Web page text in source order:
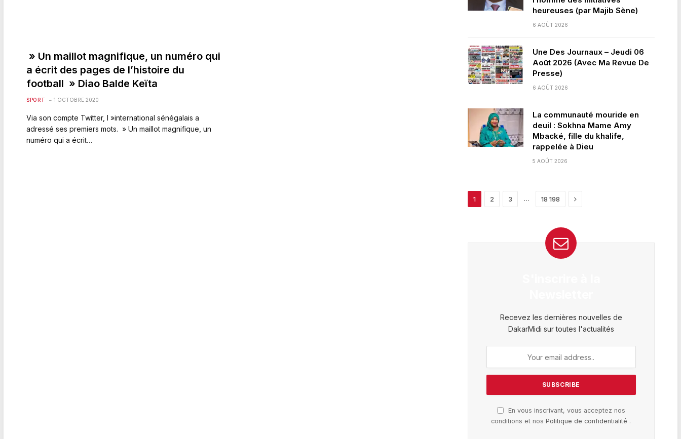
» Un maillot magnifique, un numéro qui
a écrit des pages de l’histoire du
football » Diao Balde Keïta
SPORT 1 OCTOBRE 2020
Via son compte Twitter, l »international sénégalais a
adressé ses premiers mots. » Un maillot magnifique, un
numéro qui a écrit…
heureuses (par Majib Sène)
6 AOÛT 2026
Une Des Journaux – Jeudi 06
Août 2026 (Avec Ma Revue De
Presse)
6 AOÛT 2026
La communauté mouride en
deuil : Sokhna Mame Amy
Mbacké, fille du khalife,
rappelée à Dieu
5 AOÛT 2026
1 2 3 … 18 198 Next
Recevez les dernières nouvelles de
DakarMidi sur toutes l'actualités
En vous inscrivant, vous acceptez nos
conditions et nosPolitique de confidentialité .